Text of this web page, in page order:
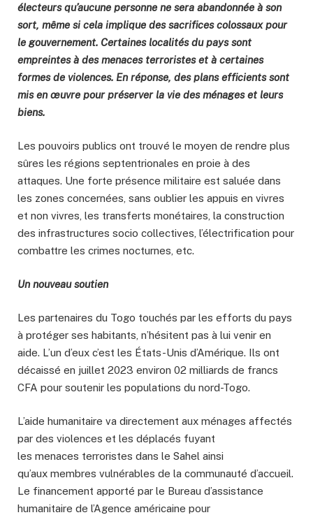
électeurs qu’aucune personne ne sera abandonnée à son
sort, même si cela implique des sacrifices colossaux pour
le gouvernement. Certaines localités du pays sont
empreintes à des menaces terroristes et à certaines
formes de violences. En réponse, des plans efficients sont
mis en œuvre pour préserver la vie des ménages et leurs
biens.
Les pouvoirs publics ont trouvé le moyen de rendre plus
sûres les régions septentrionales en proie à des
attaques. Une forte présence militaire est saluée dans
les zones concernées, sans oublier les appuis en vivres
et non vivres, les transferts monétaires, la construction
des infrastructures socio collectives, l’électrification pour
combattre les crimes nocturnes, etc.
Un nouveau soutien
Les partenaires du Togo touchés par les efforts du pays
à protéger ses habitants, n’hésitent pas à lui venir en
aide. L’un d’eux c’est les États-Unis d’Amérique. Ils ont
décaissé en juillet 2023 environ 02 milliards de francs
CFA pour soutenir les populations du nord-Togo.
L’aide humanitaire va directement aux ménages affectés
par des violences et les déplacés fuyant
les menaces terroristes dans le Sahel ainsi
qu’aux membres vulnérables de la communauté d’accueil.
Le financement apporté par le Bureau d’assistance
humanitaire de l’Agence américaine pour